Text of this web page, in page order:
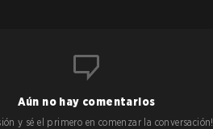
Aún no hay comentarios
y sé el primero en comenzar la conversación!